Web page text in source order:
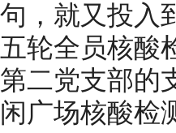
句，就又投入
五轮全员核酸
第二党支部的
闲广场核酸检